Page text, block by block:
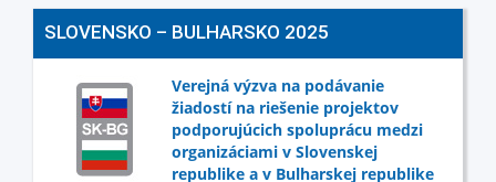
SLOVENSKO – BULHARSKO 2025
Verejná výzva na podávanie
žiadostí na riešenie projektov
podporujúcich spoluprácu medzi
organizáciami v Slovenskej
republike a v Bulharskej republike